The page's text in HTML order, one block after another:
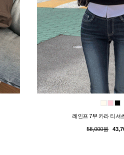
레인프 7부 카라 티셔
58,000원